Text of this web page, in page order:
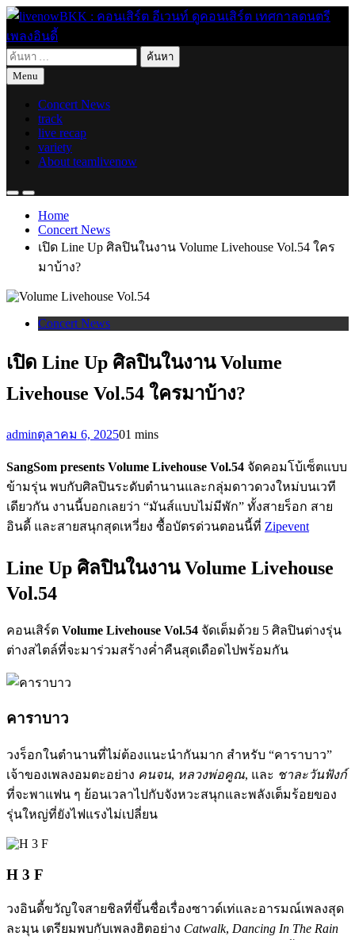
Skip
content
livenowBKK : คอนเสิร์ต อีเวนท์ ดูคอนเสิร์ต เทศกาลดนตรี เพลง
อินดี้
live for today
ค้นหา
สำหรับ:
Menu
Concert News
track
live recap
variety
About teamlivenow
Home
Concert News
เปิด Line Up ศิลปินในงาน Volume Livehouse Vol.54 ใคร
มาบ้าง?
Concert News
เปิด Line Up ศิลปินในงาน Volume
Livehouse Vol.54 ใครมาบ้าง?
adminตุลาคม 6, 202501 mins
SangSom presents Volume Livehouse Vol.54 จัดคอมโบ้เซ็ตแบบ
ข้ามรุ่น พบกับศิลปินระดับตำนานและกลุ่มดาวดวงใหม่บนเวที
เดียวกัน งานนี้บอกเลยว่า “มันส์แบบไม่มีพัก” ทั้งสายร็อก สาย
อินดี้ และสายสนุกสุดเหวี่ยง ซื้อบัตรด่วนตอนนี้ที่ Zipevent
Line Up ศิลปินในงาน Volume Livehouse
Vol.54
คอนเสิร์ต Volume Livehouse Vol.54 จัดเต็มด้วย 5 ศิลปินต่างรุ่น
ต่างสไตล์ที่จะมาร่วมสร้างค่ำคืนสุดเดือดไปพร้อมกัน
คาราบาว
วงร็อกในตำนานที่ไม่ต้องแนะนำกันมาก สำหรับ “คาราบาว”
เจ้าของเพลงอมตะอย่าง คนจน, หลวงพ่อคูณ, และ ชาละวันฟังก์
ที่จะพาแฟน ๆ ย้อนเวลาไปกับจังหวะสนุกและพลังเต็มร้อยของ
รุ่นใหญ่ที่ยังไฟแรงไม่เปลี่ยน
H 3 F
วงอินดี้ขวัญใจสายชิลที่ขึ้นชื่อเรื่องซาวด์เท่และอารมณ์เพลงสุด
ละมุน เตรียมพบกับเพลงฮิตอย่าง Catwalk, Dancing In The Rain